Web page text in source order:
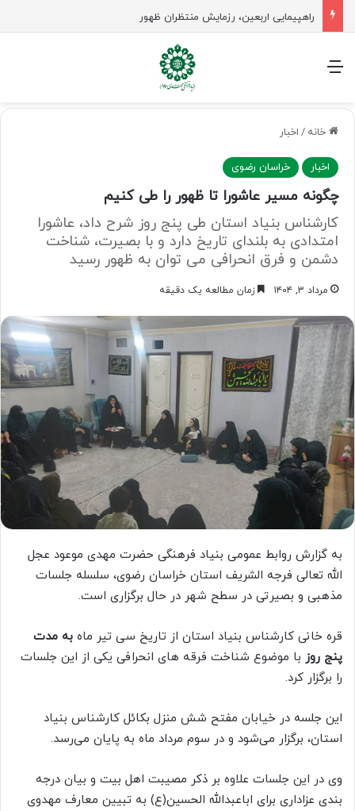
راهپیمایی اربعین، رزمایش منتظران ظهور
منو
خانه / اخبار
اخبار خراسان رضوی
چگونه مسیر عاشورا تا ظهور را طی کنیم
کارشناس بنیاد استان طی پنج روز شرح داد، عاشورا
امتدادی به بلندای تاریخ دارد و با بصیرت، شناخت
دشمن و فرق انحرافی می توان به ظهور رسید
مرداد ۳, ۱۴۰۴ زمان مطالعه یک دقیقه
به گزارش روابط عمومی بنیاد فرهنگی حضرت مهدی موعود عجل
الله تعالی فرجه الشریف استان خراسان رضوی، سلسله جلسات
مذهبی و بصیرتی در سطح شهر در حال برگزاری است.
قره خانی کارشناس بنیاد استان از تاریخ سی تیر ماه به مدت
پنج روز با موضوع شناخت فرقه های انحرافی یکی از این جلسات
را برگزار کرد.
این جلسه در خیابان مفتح شش منزل بکائل کارشناس بنیاد
استان، برگزار می‌شود و در سوم مرداد ماه به پایان می‌رسد.
وی در این جلسات علاوه بر ذکر مصیبت اهل بیت و بیان درجه
بندی عزاداری برای اباعبدالله الحسین(ع) به تبیین معارف مهدوی